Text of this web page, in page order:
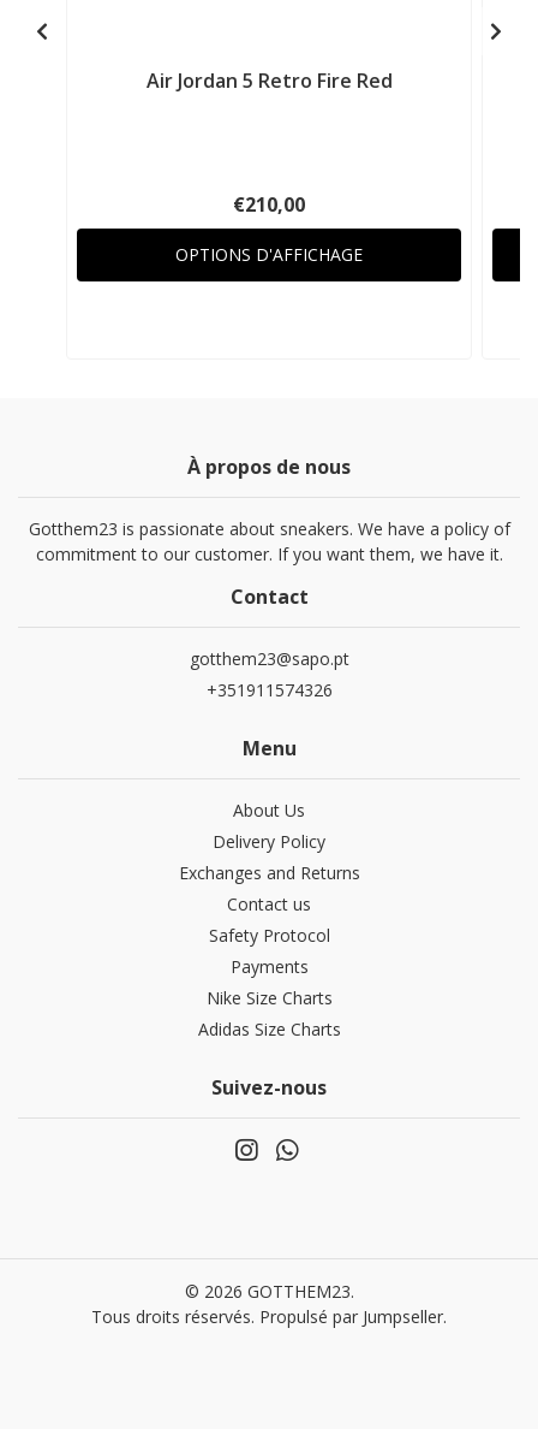
Air Jordan 5 Retro Fire Red
€210,00
OPTIONS D'AFFICHAGE
À propos de nous
Gotthem23 is passionate about sneakers. We have a policy of
commitment to our customer. If you want them, we have it.
Contact
gotthem23@sapo.pt
+351911574326
Menu
About Us
Delivery Policy
Exchanges and Returns
Contact us
Safety Protocol
Payments
Nike Size Charts
Adidas Size Charts
Suivez-nous
© 2026 GOTTHEM23.
Tous droits réservés. Propulsé par Jumpseller.